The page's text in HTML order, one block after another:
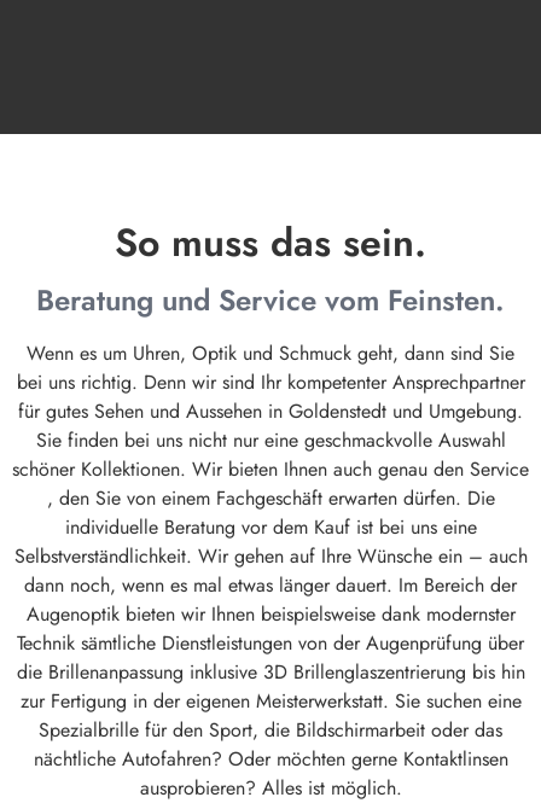
So muss das sein.
Beratung und Service vom Feinsten.
Wenn es um Uhren, Optik und Schmuck geht, dann sind Sie
bei uns richtig. Denn wir sind Ihr kompetenter Ansprechpartner
für gutes Sehen und Aussehen in Goldenstedt und Umgebung.
Sie finden bei uns nicht nur eine geschmackvolle Auswahl
schöner Kollektionen. Wir bieten Ihnen auch genau den Service
, den Sie von einem Fachgeschäft erwarten dürfen. Die
individuelle Beratung vor dem Kauf ist bei uns eine
Selbstverständlichkeit. Wir gehen auf Ihre Wünsche ein – auch
dann noch, wenn es mal etwas länger dauert. Im Bereich der
Augenoptik bieten wir Ihnen beispielsweise dank modernster
Technik sämtliche Dienstleistungen von der Augenprüfung über
die Brillenanpassung inklusive 3D Brillenglaszentrierung bis hin
zur Fertigung in der eigenen Meisterwerkstatt. Sie suchen eine
Spezialbrille für den Sport, die Bildschirmarbeit oder das
nächtliche Autofahren? Oder möchten gerne Kontaktlinsen
ausprobieren? Alles ist möglich.